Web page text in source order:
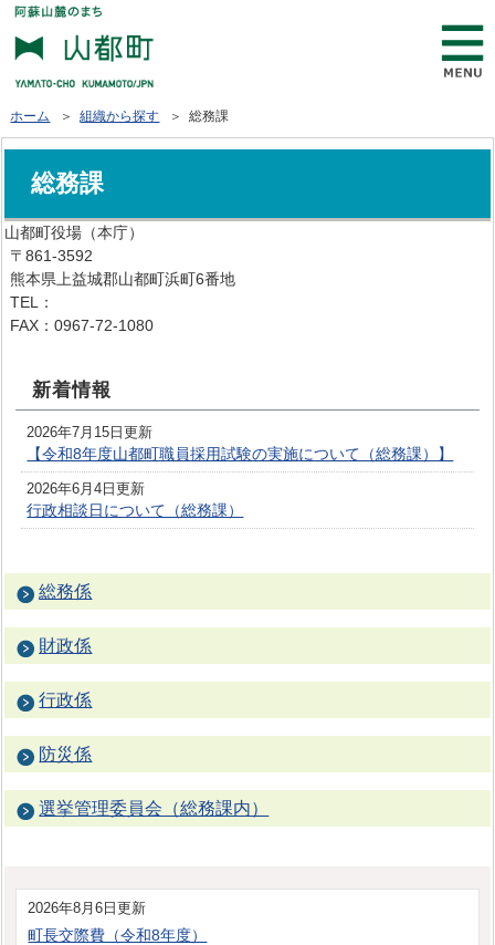
ホーム ＞組織から探す ＞ 総務課
総務課
山都町役場（本庁）
〒861-3592
熊本県上益城郡山都町浜町6番地
TEL：
FAX：0967-72-1080
新着情報
2026年7月15日更新
【令和8年度山都町職員採用試験の実施について（総務課）】
2026年6月4日更新
行政相談日について（総務課）
総務係
財政係
行政係
防災係
選挙管理委員会（総務課内）
2026年8月6日更新
町長交際費（令和8年度）